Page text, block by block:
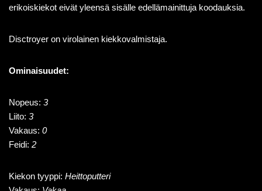
erikoiskiekot eivät yleensä sisälle edellämainittuja koodauksia.
Disctroyer on virolainen kiekkovalmistaja.
Ominaisuudet:
Nopeus: 3
Liito: 3
Vakaus: 0
Feidi: 2
Kiekon tyyppi: Heittoputteri